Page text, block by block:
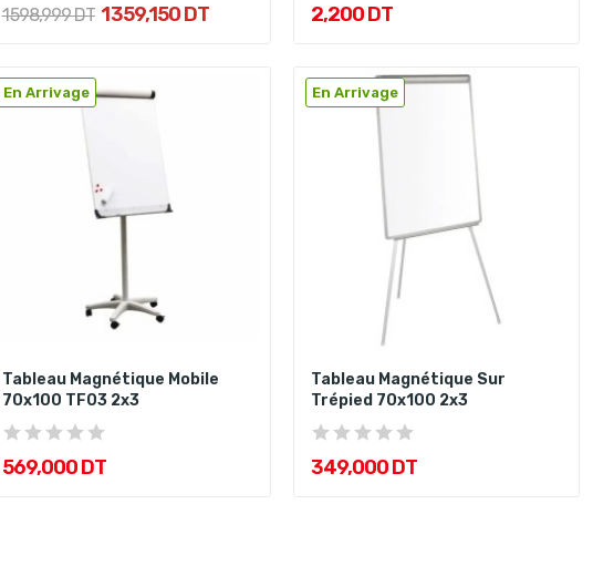
1 598,999 DT 1 359,150 DT 2,200 DT
En Arrivage
Tableau Magnétique Mobile
70x100 TF03 2x3
569,000 DT
En Arrivage
Tableau Magnétique Sur
Trépied 70x100 2x3
349,000 DT